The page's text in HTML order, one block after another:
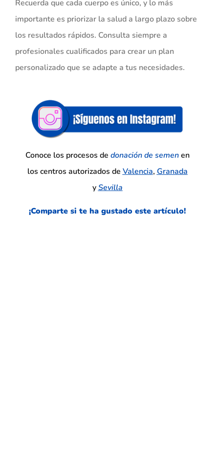
Recuerda que cada cuerpo es único, y lo más
importante es priorizar la salud a largo plazo sobre
los resultados rápidos. Consulta siempre a
profesionales cualificados para crear un plan
personalizado que se adapte a tus necesidades.
Conoce los procesos de donación de semenen
los centros autorizados deValencia,Granada
ySevilla
¡Comparte si te ha gustado este artículo!